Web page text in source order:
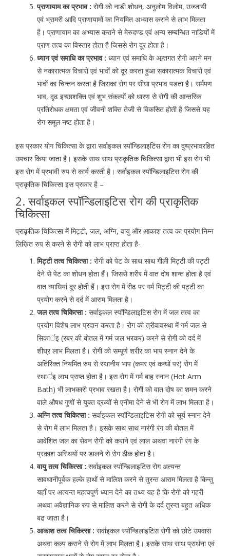
प्राणायाम का प्रभाव : रोगी को नाडी शोधन, अनुलोम विलोम, उज्जायी
एवं भ्रामरी आदि प्राणायामों का नियमित अभ्यास कराने से लाभ मिलता
है। प्राणायाम का अभ्यास कराने से मेरुदण्ड एवं अन्य सम्बन्धित नाडियों में
प्राण तत्व का विस्तार होता है जिससे रोग दूर होता है।
ध्यान एवं समाधि का प्रभाव : ध्यान एवं समाधि के अन्र्तगत रोगी अपने मन
से नकारात्मक विचारों एवं भावों को दूर करता हुआ सकारात्मक विचारों एवं
भावों का चिन्तन करता है जिसका रोग पर सीधा प्रभाव पडता है। सर्मपण
भाव, दृढ इच्छाशक्ति एवं शुभ संकल्पों को धारण से रोगी की आन्तरिक
प्रतिरोधक क्षमता एवं जीवनी शक्ति तेजी से विकसित होती है जिससे यह
रोग समूल नष्ट होता है।
इस प्रकार योग चिकित्सा के द्वारा सर्वाइकल स्पॉन्डिलाइटिस रोग का दुष्प्रभावरहित
उपचार किया जाता है। इसके साथ साथ प्राकृतिक चिकित्सा द्वारा भी इस रोग भी
इस रोग में प्रभावी रुप से कार्य करती है। सर्वाइकल स्पॉन्डिलाइटिस रोग की
प्राकृतिक चिकित्सा इस प्रकार है –
2. सर्वाइकल स्पॉन्डिलाइटिस रोग की प्राकृतिक
चिकित्सा
प्राकृतिक चिकित्सा में मिट्टी, जल, अग्नि, वायु और आकाश तत्व का प्रयोग निम्न
लिखित रुप से करने से रोगी को लाभ प्राप्त होता है-
मिट्टी तत्व चिकित्सा : रोगी को पेट के साथ साथ गीली मिट्टी की पट्टी
देने से पेट का शोधन होता हैं। जिससे शरीर में वात दोष शान्त होता है एवं
वात व्याधियां दूर होती हैं। इस रोग में रीढ पर गर्म मिट्टी की पट्टी का
प्रयोग करने से दर्द में आराम मिलता है।
जल तत्व चिकित्सा : सर्वाइकल स्पॉन्डिलाइटिस रोग में जल तत्व का
प्रयोग विशेष लाभ प्रदान करता है। रोग की त्रीवावस्था में गर्म जल से
सिकार्इ (रबर की बोतल में गर्म जल भरकर) करने से रोगी को दर्द में
शीघ्र लाभ मिलता है। रोगी को सम्पूर्ण शरीर का भाप स्नान देने के
अतिरिक्त नियमित रुप से स्थानीय भाप (कमर एवं कन्धों पर) रोग में
स्थार्इ लाभ प्राप्त होता है। इस रोग में गर्म बाह स्नान (Hot Arm
Bath) भी लाभकारी प्रभाव रखता है। रोगी को वात दोष का शमन करने
वाले औषध गुणों से युक्त द्रव्यों से एनीमा देने से भी रोग में लाभ मिलता है।
अग्नि तत्व चिकित्सा : सर्वाइकल स्पॉन्डिलाइटिस रोगी को सूर्य स्नान देने
से रोग में लाभ मिलता है। इसके साथ साथ नारंगी रंग की बोतल में
आवेशित जल का सेवन रोगी को कराने एवं लाल अथवा नारंगी रंग के
प्रकाश अस्थियों पर डालने से रोग ठीक होता है।
वायु तत्व चिकित्सा : सर्वाइकल स्पॉन्डिलाइटिस रोग अत्यन्त
सावधानीपूर्वक हल्के हाथों से मालिश करने से तुरन्त आराम मिलता है किन्तु
यहाँ पर अत्यन्त महत्वपूर्ण ध्यान देने का तथ्य यह है कि रोगी को गहरी
अथवा अवैज्ञानिक रुप से मालिश करने से रोगी के दर्द तुरन्त बहुत अधिक
बढ जाता है।
आकाश तत्व चिकित्सा : सर्वाइकल स्पॉन्डिलाइटिस रोगी को छोटे उपवास
अथवा कल्प कराने से रोग में लाभ मिलता है। इसके साथ साथ प्रार्थना एवं